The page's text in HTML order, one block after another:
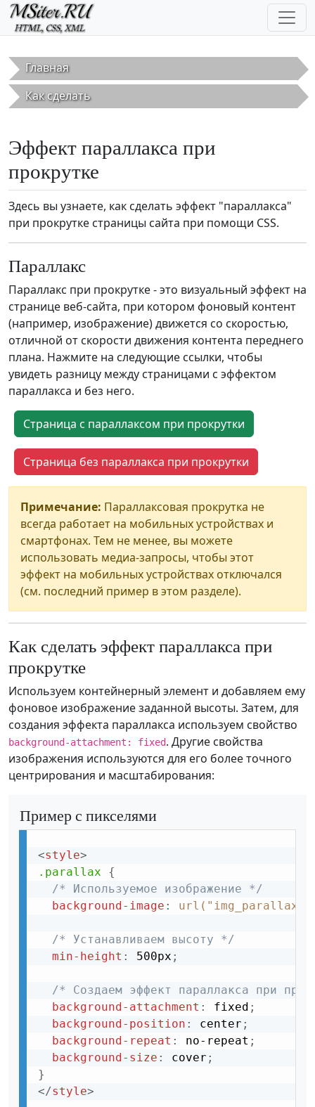
Перейти к основному содержанию
Главная
Как сделать
Эффект параллакса при
прокрутке
Здесь вы узнаете, как сделать эффект "параллакса"
при прокрутке страницы сайта при помощи CSS.
Параллакс
Параллакс при прокрутке - это визуальный эффект на
странице веб-сайта, при котором фоновый контент
(например, изображение) движется со скоростью,
отличной от скорости движения контента переднего
плана. Нажмите на следующие ссылки, чтобы
увидеть разницу между страницами с эффектом
параллакса и без него.
Страница с параллаксом при прокрутки
Страница без параллакса при прокрутки
Примечание: Параллаксовая прокрутка не
всегда работает на мобильных устройствах и
смартфонах. Тем не менее, вы можете
использовать медиа-запросы, чтобы этот
эффект на мобильных устройствах отключался
(см. последний пример в этом разделе).
Как сделать эффект параллакса при
прокрутке
Используем контейнерный элемент и добавляем ему
фоновое изображение заданной высоты. Затем, для
создания эффекта параллакса используем свойство
background-attachment: fixed. Другие свойства
изображения используются для его более точного
центрирования и масштабирования:
Пример с пикселями
<style>
.parallax
{
/* Используемое изображение */
background-image :
/* Устанавливаем высоту */
min-height : 500px ;
/* Создаем эффект параллакса при
background-attachment : fixed ;
background-position : center ;
background-repeat : no-repeat ;
background-size : cover ;
}
</style>